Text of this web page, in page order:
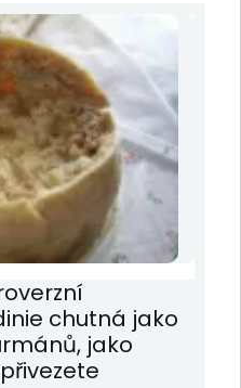
chutná jako
jako